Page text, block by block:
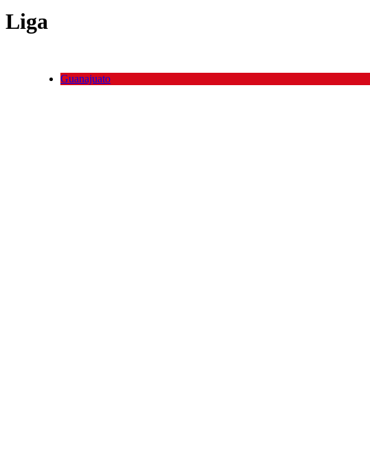
Liga
Guanajuato